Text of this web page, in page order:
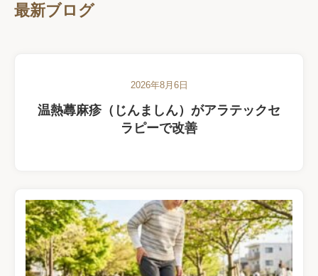
最新ブログ
2026年8月6日
温熱蕁麻疹（じんましん）がアラテックセ
ラピーで改善